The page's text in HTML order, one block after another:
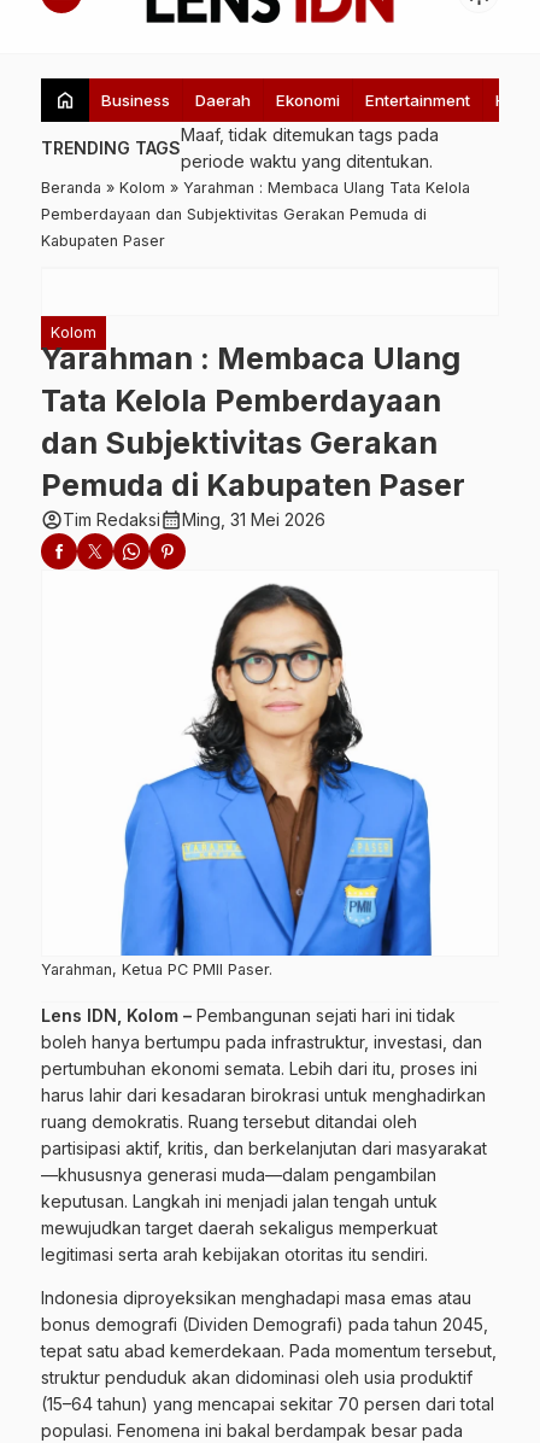
home Business Daerah Ekonomi Entertainment
TRENDING TAGS
Maaf, tidak ditemukan tags pada
periode waktu yang ditentukan.
Beranda » Kolom » Yarahman : Membaca Ulang Tata Kelola
Pemberdayaan dan Subjektivitas Gerakan Pemuda di
Kabupaten Paser
Kolom
Yarahman : Membaca Ulang
Tata Kelola Pemberdayaan
dan Subjektivitas Gerakan
Pemuda di Kabupaten Paser
account_circleTim Redaksicalendar_monthMing, 31 Mei 2026
Yarahman, Ketua PC PMII Paser.
Lens IDN, Kolom – Pembangunan sejati hari ini tidak
boleh hanya bertumpu pada infrastruktur, investasi, dan
pertumbuhan ekonomi semata. Lebih dari itu, proses ini
harus lahir dari kesadaran birokrasi untuk menghadirkan
ruang demokratis. Ruang tersebut ditandai oleh
partisipasi aktif, kritis, dan berkelanjutan dari masyarakat
—khususnya generasi muda—dalam pengambilan
keputusan. Langkah ini menjadi jalan tengah untuk
mewujudkan target daerah sekaligus memperkuat
legitimasi serta arah kebijakan otoritas itu sendiri.
Indonesia diproyeksikan menghadapi masa emas atau
bonus demografi (Dividen Demografi) pada tahun 2045,
tepat satu abad kemerdekaan. Pada momentum tersebut,
struktur penduduk akan didominasi oleh usia produktif
(15–64 tahun) yang mencapai sekitar 70 persen dari total
populasi. Fenomena ini bakal berdampak besar pada